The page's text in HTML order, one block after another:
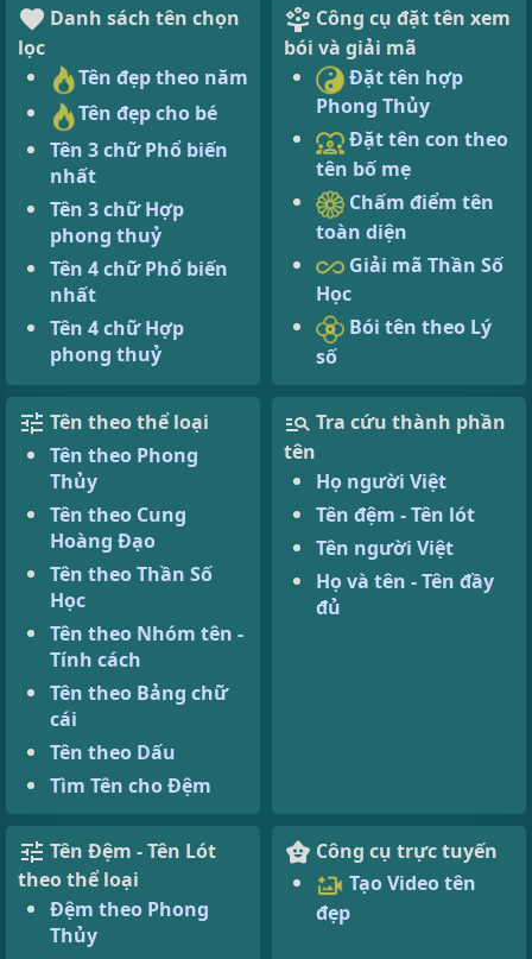
Danh sách tên chọn
lọc
Tên đẹp theo năm
Tên đẹp cho bé
Tên 3 chữ Phổ biến
nhất
Tên 3 chữ Hợp
phong thuỷ
Tên 4 chữ Phổ biến
nhất
Tên 4 chữ Hợp
phong thuỷ
Công cụ đặt tên xem
bói và giải mã
Đặt tên hợp
Phong Thủy
Đặt tên con theo
tên bố mẹ
Chấm điểm tên
toàn diện
Giải mã Thần Số
Học
Bói tên theo Lý
số
Tên theo thể loại
Tên theo Phong
Thủy
Tên theo Cung
Hoàng Đạo
Tên theo Thần Số
Học
Tên theo Nhóm tên -
Tính cách
Tên theo Bảng chữ
cái
Tên theo Dấu
Tìm Tên cho Đệm
Tra cứu thành phần
tên
Họ người Việt
Tên đệm - Tên lót
Tên người Việt
Họ và tên - Tên đầy
đủ
Tên Đệm - Tên Lót
theo thể loại
Đệm theo Phong
Thủy
Công cụ trực tuyến
Tạo Video tên
đẹp